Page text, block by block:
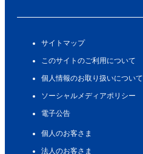
サイトマップ
このサイトのご利用について
個人情報のお取り扱いについて
ソーシャルメディアポリシー
電子公告
個人のお客さま
法人のお客さま